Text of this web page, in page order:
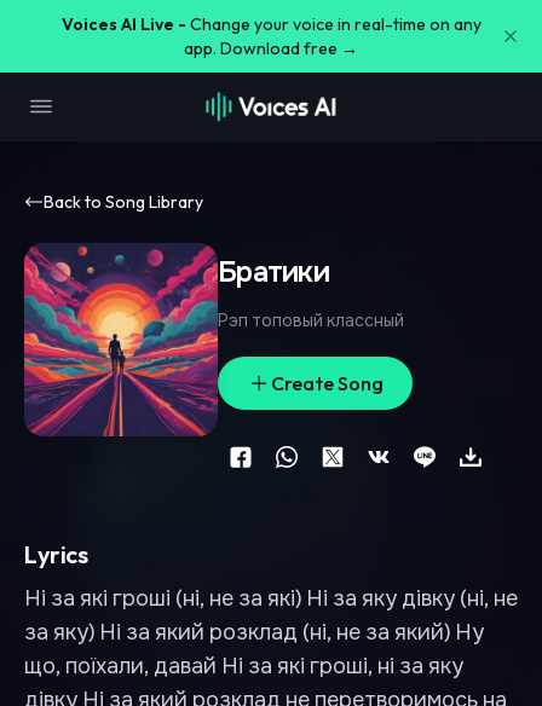
Voices AI Live - Change your voice in real-time on any
app. Download free →
Back to Song Library
Братики
Рэп топовый классный
Create Song
Lyrics
Ні за які гроші (ні, не за які) Ні за яку дівку (ні, не
за яку) Ні за який розклад (ні, не за який) Ну
що, поїхали, давай Ні за які гроші, ні за яку
дівку Ні за який розклад не перетворимось на